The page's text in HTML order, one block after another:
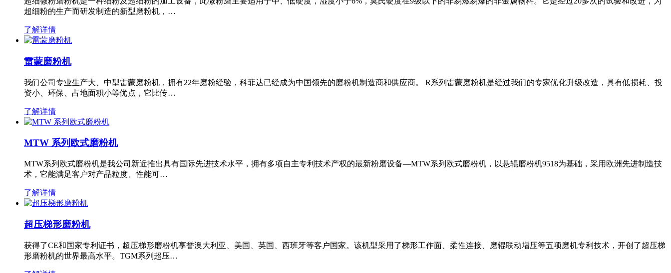
超细粉的生产而研发制造的新型磨粉机，…
了解详情
雷蒙磨粉机
我们公司专业生产大、中型雷蒙磨粉机，拥有22年磨粉经验，科菲达已经成为中国领先的磨粉机制造商和供应商。 R系列雷蒙磨粉机是经过我们的专家优化升级改造，具有低损耗、投
资小、环保、占地面积小等优点，它比传…
了解详情
MTW 系列欧式磨粉机
MTW系列欧式磨粉机是我公司新近推出具有国际先进技术水平，拥有多项自主专利技术产权的最新粉磨设备—MTW系列欧式磨粉机，以悬辊磨粉机9518为基础，采用欧洲先进制造技
术，它能满足客户对产品粒度、性能可…
了解详情
超压梯形磨粉机
获得了CE和国家专利证书，超压梯形磨粉机享誉澳大利亚、美国、英国、西班牙等客户国家。该机型采用了梯形工作面、柔性连接、磨辊联动增压等五项磨机专利技术，开创了超压梯
形磨粉机的世界最高水平。TGM系列超压…